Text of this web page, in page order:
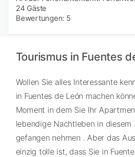
24 Gäste
Bewertungen: 5
Tourismus in Fuentes
Wollen Sie alles Interessante
in Fuentes de León machen
Moment in dem Sie Ihr
lebendige Nachtleben in diesem
gefangen nehmen . Aber das
einzig tolle ist, dass Sie in